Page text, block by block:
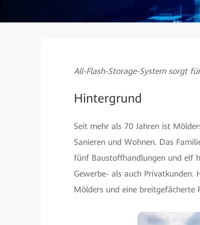
All-Flash-Storage-System sorgt
Hintergrund
Seit mehr als 70 Jahren ist
Sanieren und Wohnen. Das
fünf Baustoffhandlungen und elf
Gewerbe- als auch Privatkunden.
Mölders und eine breitgefächerte